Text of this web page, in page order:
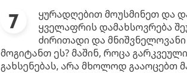
ყურადღებით მოუსმინეთ და
ყველაფრის დამახსოვრება
ძირითადი და
მოგიტანთ ეს? მაშინ, როცა
გახსენებას, არა მხოლოდ გააოცებთ